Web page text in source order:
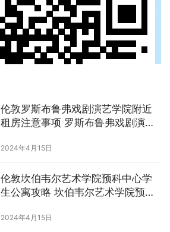
伦敦罗斯布鲁弗戏剧演艺学院附近
租房注意事项 罗斯布鲁弗戏剧演艺
2024年4月15日
伦敦坎伯韦尔艺术学院预科中心学
生公寓攻略 坎伯韦尔艺术学院预科
2024年4月15日